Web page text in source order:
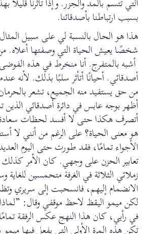
بسبب ارتباطنا بأصدقائنا.
هذا هو الحال بالنسبة لي على سبيل
شخصًا يعيش الحياة التي وصفتها أعلاه.
أشبه بالمتفرج. أنا منخرط في هذه
أصدقائي. أحيانًا أتأثر سلبًا بذلك. لأنه
من حق يستفيد منه الجميع، تشعر
أظهر بوجه عابس في دائرة أصدقائي
أتصرف هكذا حتى لا أفسد لحظات
هو معنى الحياة؟ على الرغم من أنني لا
الأجواء تمامًا، فقد طورت حتى اليوم
تعابير الحزن على وجهي. كان الأمر كذلك
زملائي الثلاثة في الغرفة متحمسين
الانضمام إليهم، فانسحبت إلى سريري
لكن ميمو اليقظ لاحظ موقفي وقال:
في رأيي، كان هذا النهج عكس الرفقة